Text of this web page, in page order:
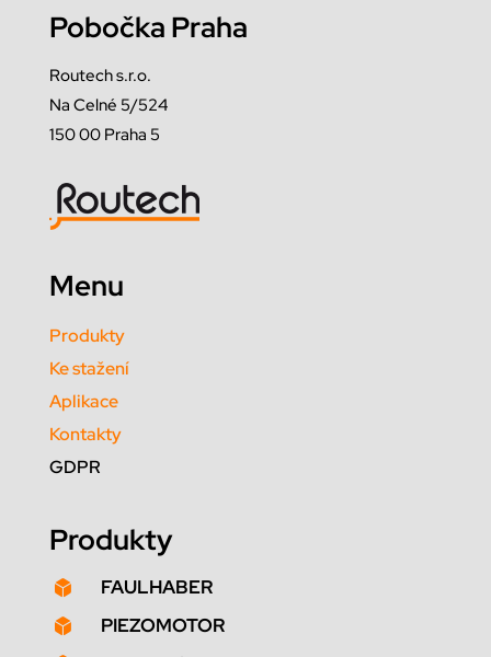
Pobočka Praha
Routech s.r.o.
Na Celné 5/524
150 00 Praha 5
Menu
Produkty
Ke stažení
Aplikace
Kontakty
GDPR
Produkty
 FAULHABER
 PIEZOMOTOR